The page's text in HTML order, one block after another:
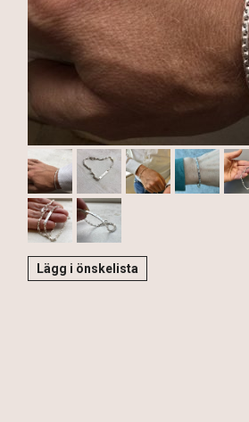
Lägg i önskelista